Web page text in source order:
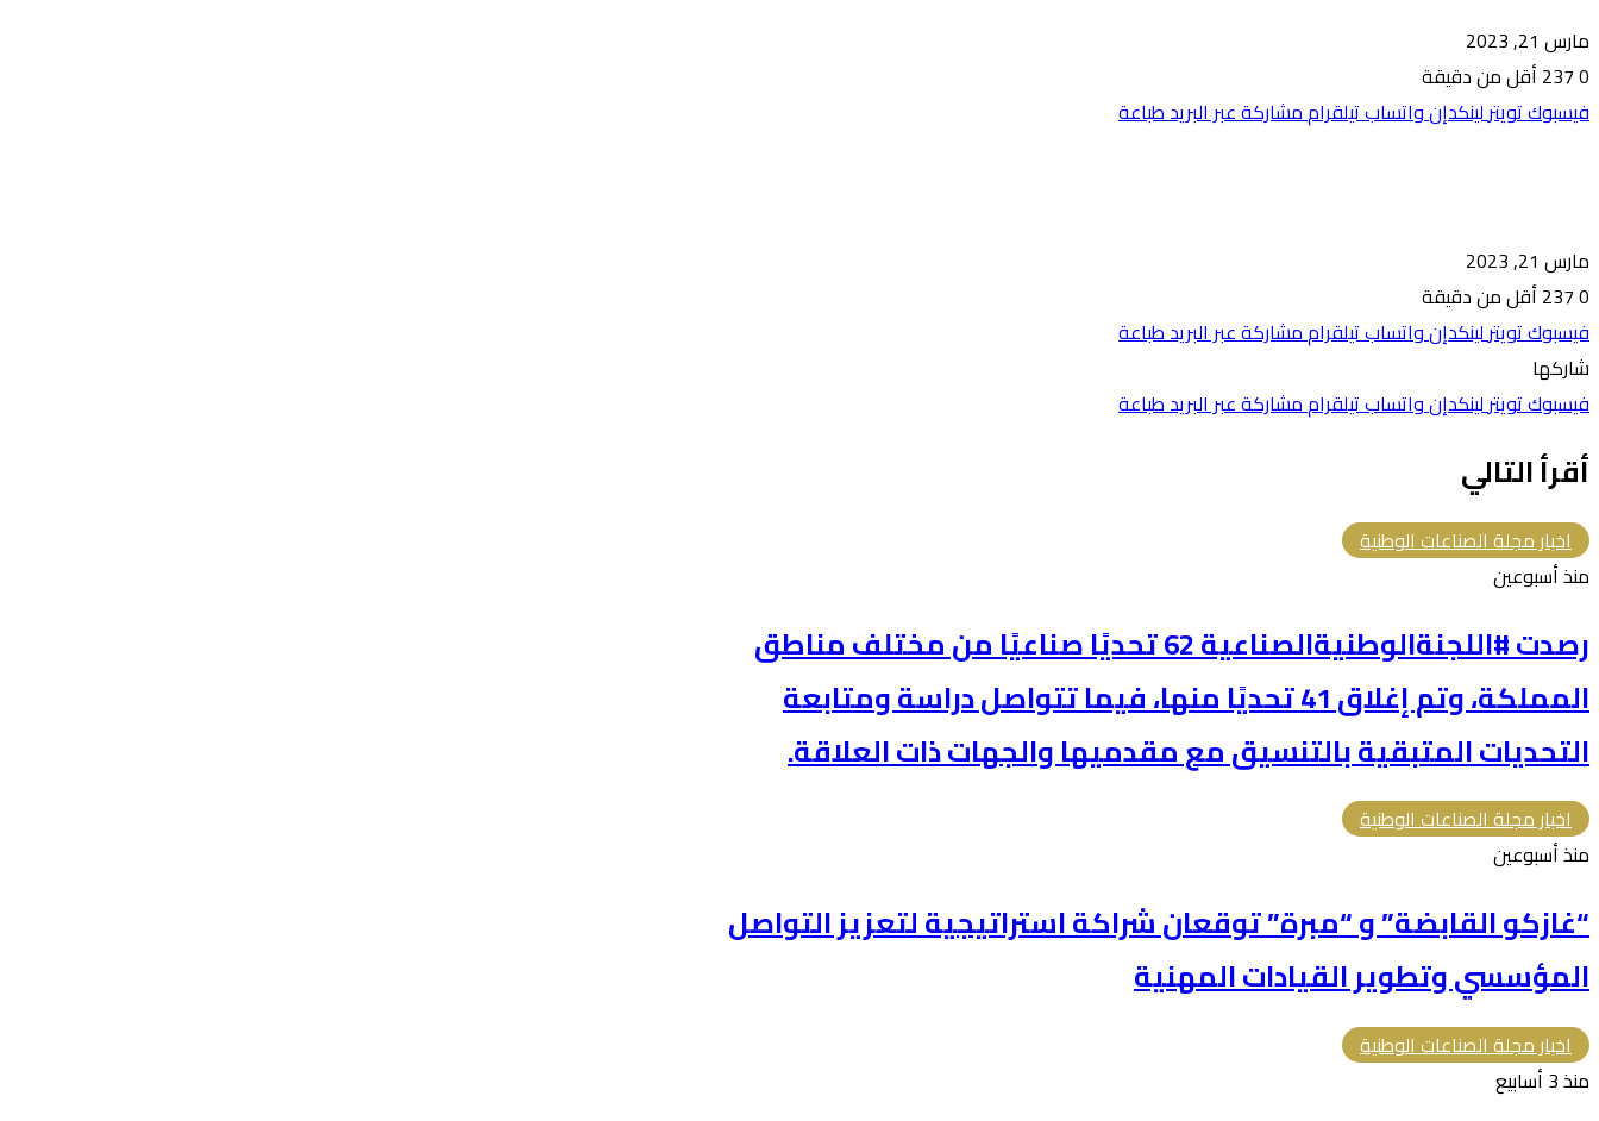
مارس 21, 2023
0
أقل من دقيقة
فيسبوكتويترلينكدإنواتسابتيلقراممشاركة عبر البريدطباعة
مارس 21, 2023
0
أقل من دقيقة
فيسبوكتويترلينكدإنواتسابتيلقراممشاركة عبر البريدطباعة
شاركها
فيسبوكتويترلينكدإنواتسابتيلقراممشاركة عبر البريدطباعة
أقرأ التالي
اخبار مجلة الصناعات الوطنية
منذ أسبوعين
رصدت #اللجنةالوطنيةالصناعية 62 تحديًا صناعيًا من مختلف مناطق
المملكة، وتم إغلاق 41 تحديًا منها، فيما تتواصل دراسة ومتابعة
التحديات المتبقية بالتنسيق مع مقدميها والجهات ذات العلاقة.
اخبار مجلة الصناعات الوطنية
منذ أسبوعين
“غازكو القابضة” و “مبرة” توقعان شراكة استراتيجية لتعزيز التواصل
المؤسسي وتطوير القيادات المهنية
اخبار مجلة الصناعات الوطنية
منذ 3 أسابيع